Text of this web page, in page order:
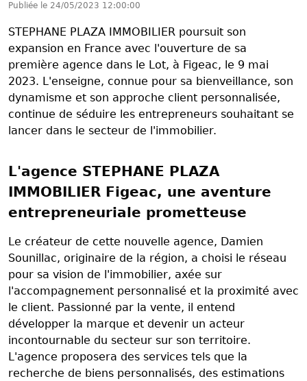
Publiée le 24/05/2023 12:00:00
STEPHANE PLAZA IMMOBILIER poursuit son
expansion en France avec l'ouverture de sa
première agence dans le Lot, à Figeac, le 9 mai
2023. L'enseigne, connue pour sa bienveillance, son
dynamisme et son approche client personnalisée,
continue de séduire les entrepreneurs souhaitant se
lancer dans le secteur de l'immobilier.
L'agence STEPHANE PLAZA
IMMOBILIER Figeac, une aventure
entrepreneuriale prometteuse
Le créateur de cette nouvelle agence, Damien
Sounillac, originaire de la région, a choisi le réseau
pour sa vision de l'immobilier, axée sur
l'accompagnement personnalisé et la proximité avec
le client. Passionné par la vente, il entend
développer la marque et devenir un acteur
incontournable du secteur sur son territoire.
L'agence proposera des services tels que la
recherche de biens personnalisés, des estimations